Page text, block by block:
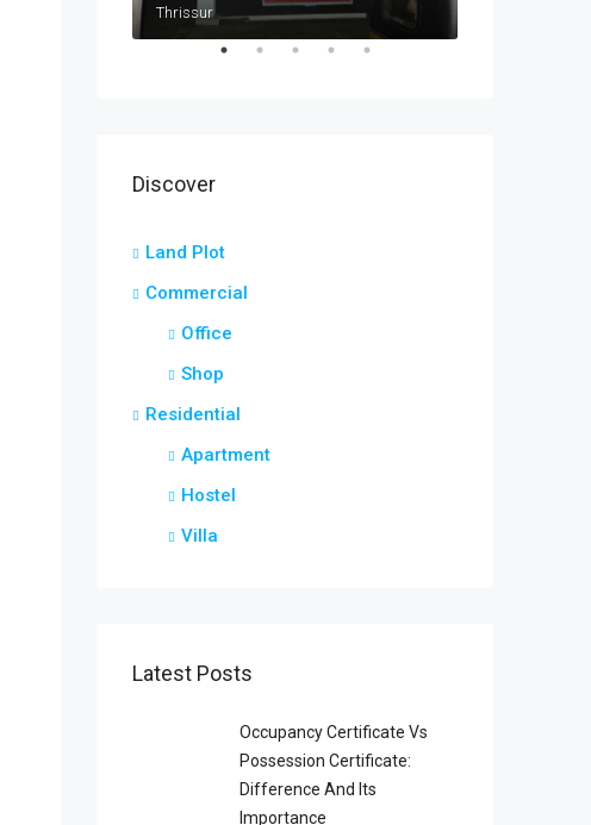
Thrissur
Discover
Land Plot
Commercial
Office
Shop
Residential
Apartment
Hostel
Villa
Latest Posts
Occupancy Certificate Vs
Possession Certificate:
Difference And Its
Importance